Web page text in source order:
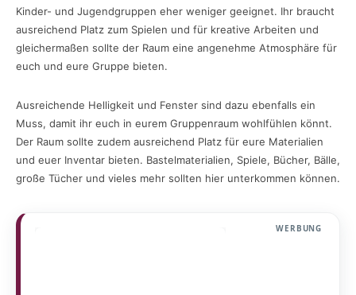
Kinder- und Jugendgruppen eher weniger geeignet. Ihr braucht
ausreichend Platz zum Spielen und für kreative Arbeiten und
gleichermaßen sollte der Raum eine angenehme Atmosphäre für
euch und eure Gruppe bieten.
Ausreichende Helligkeit und Fenster sind dazu ebenfalls ein
Muss, damit ihr euch in eurem Gruppenraum wohlfühlen könnt.
Der Raum sollte zudem ausreichend Platz für eure Materialien
und euer Inventar bieten. Bastelmaterialien, Spiele, Bücher, Bälle,
große Tücher und vieles mehr sollten hier unterkommen können.
WERBUNG